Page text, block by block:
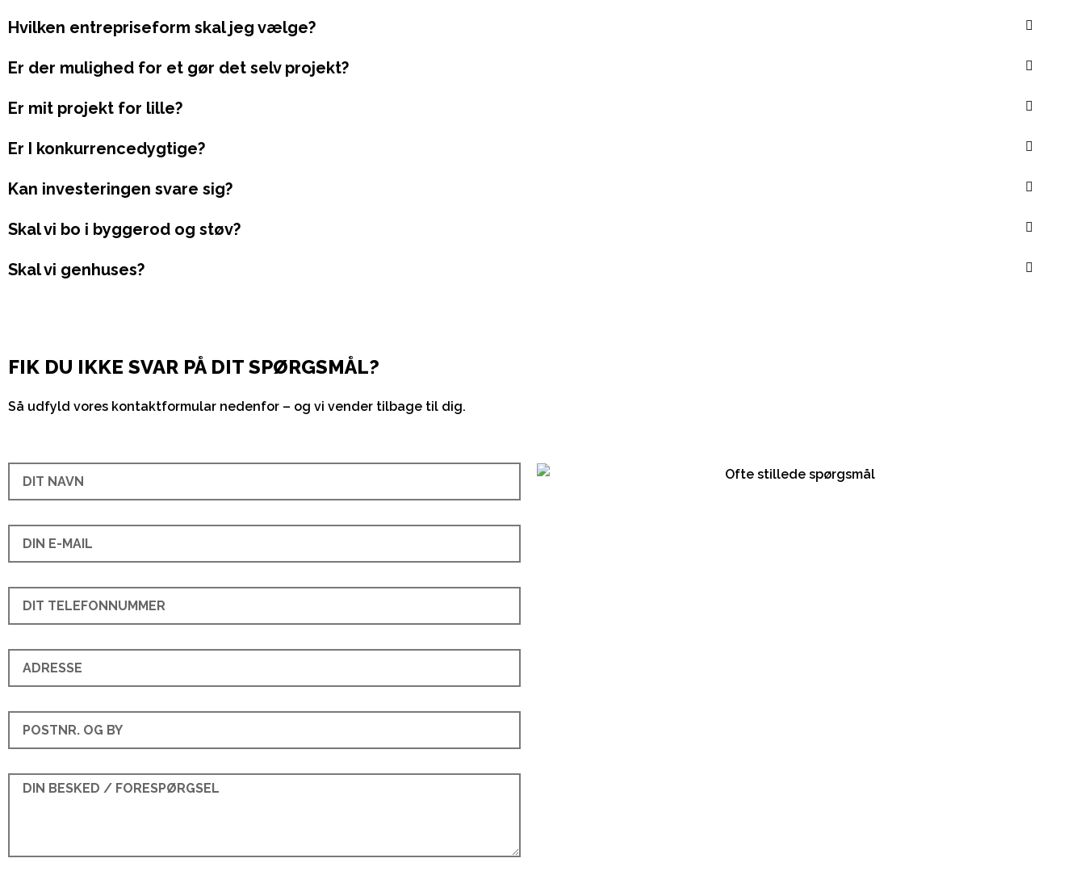
Hvilken entrepriseform skal jeg vælge?
Er der mulighed for et gør det selv projekt?
Er mit projekt for lille?
Er I konkurrencedygtige?
Kan investeringen svare sig?
Skal vi bo i byggerod og støv?
Skal vi genhuses?
FIK DU IKKE SVAR PÅ DIT SPØRGSMÅL?
Så udfyld vores kontaktformular nedenfor – og vi vender tilbage til dig.